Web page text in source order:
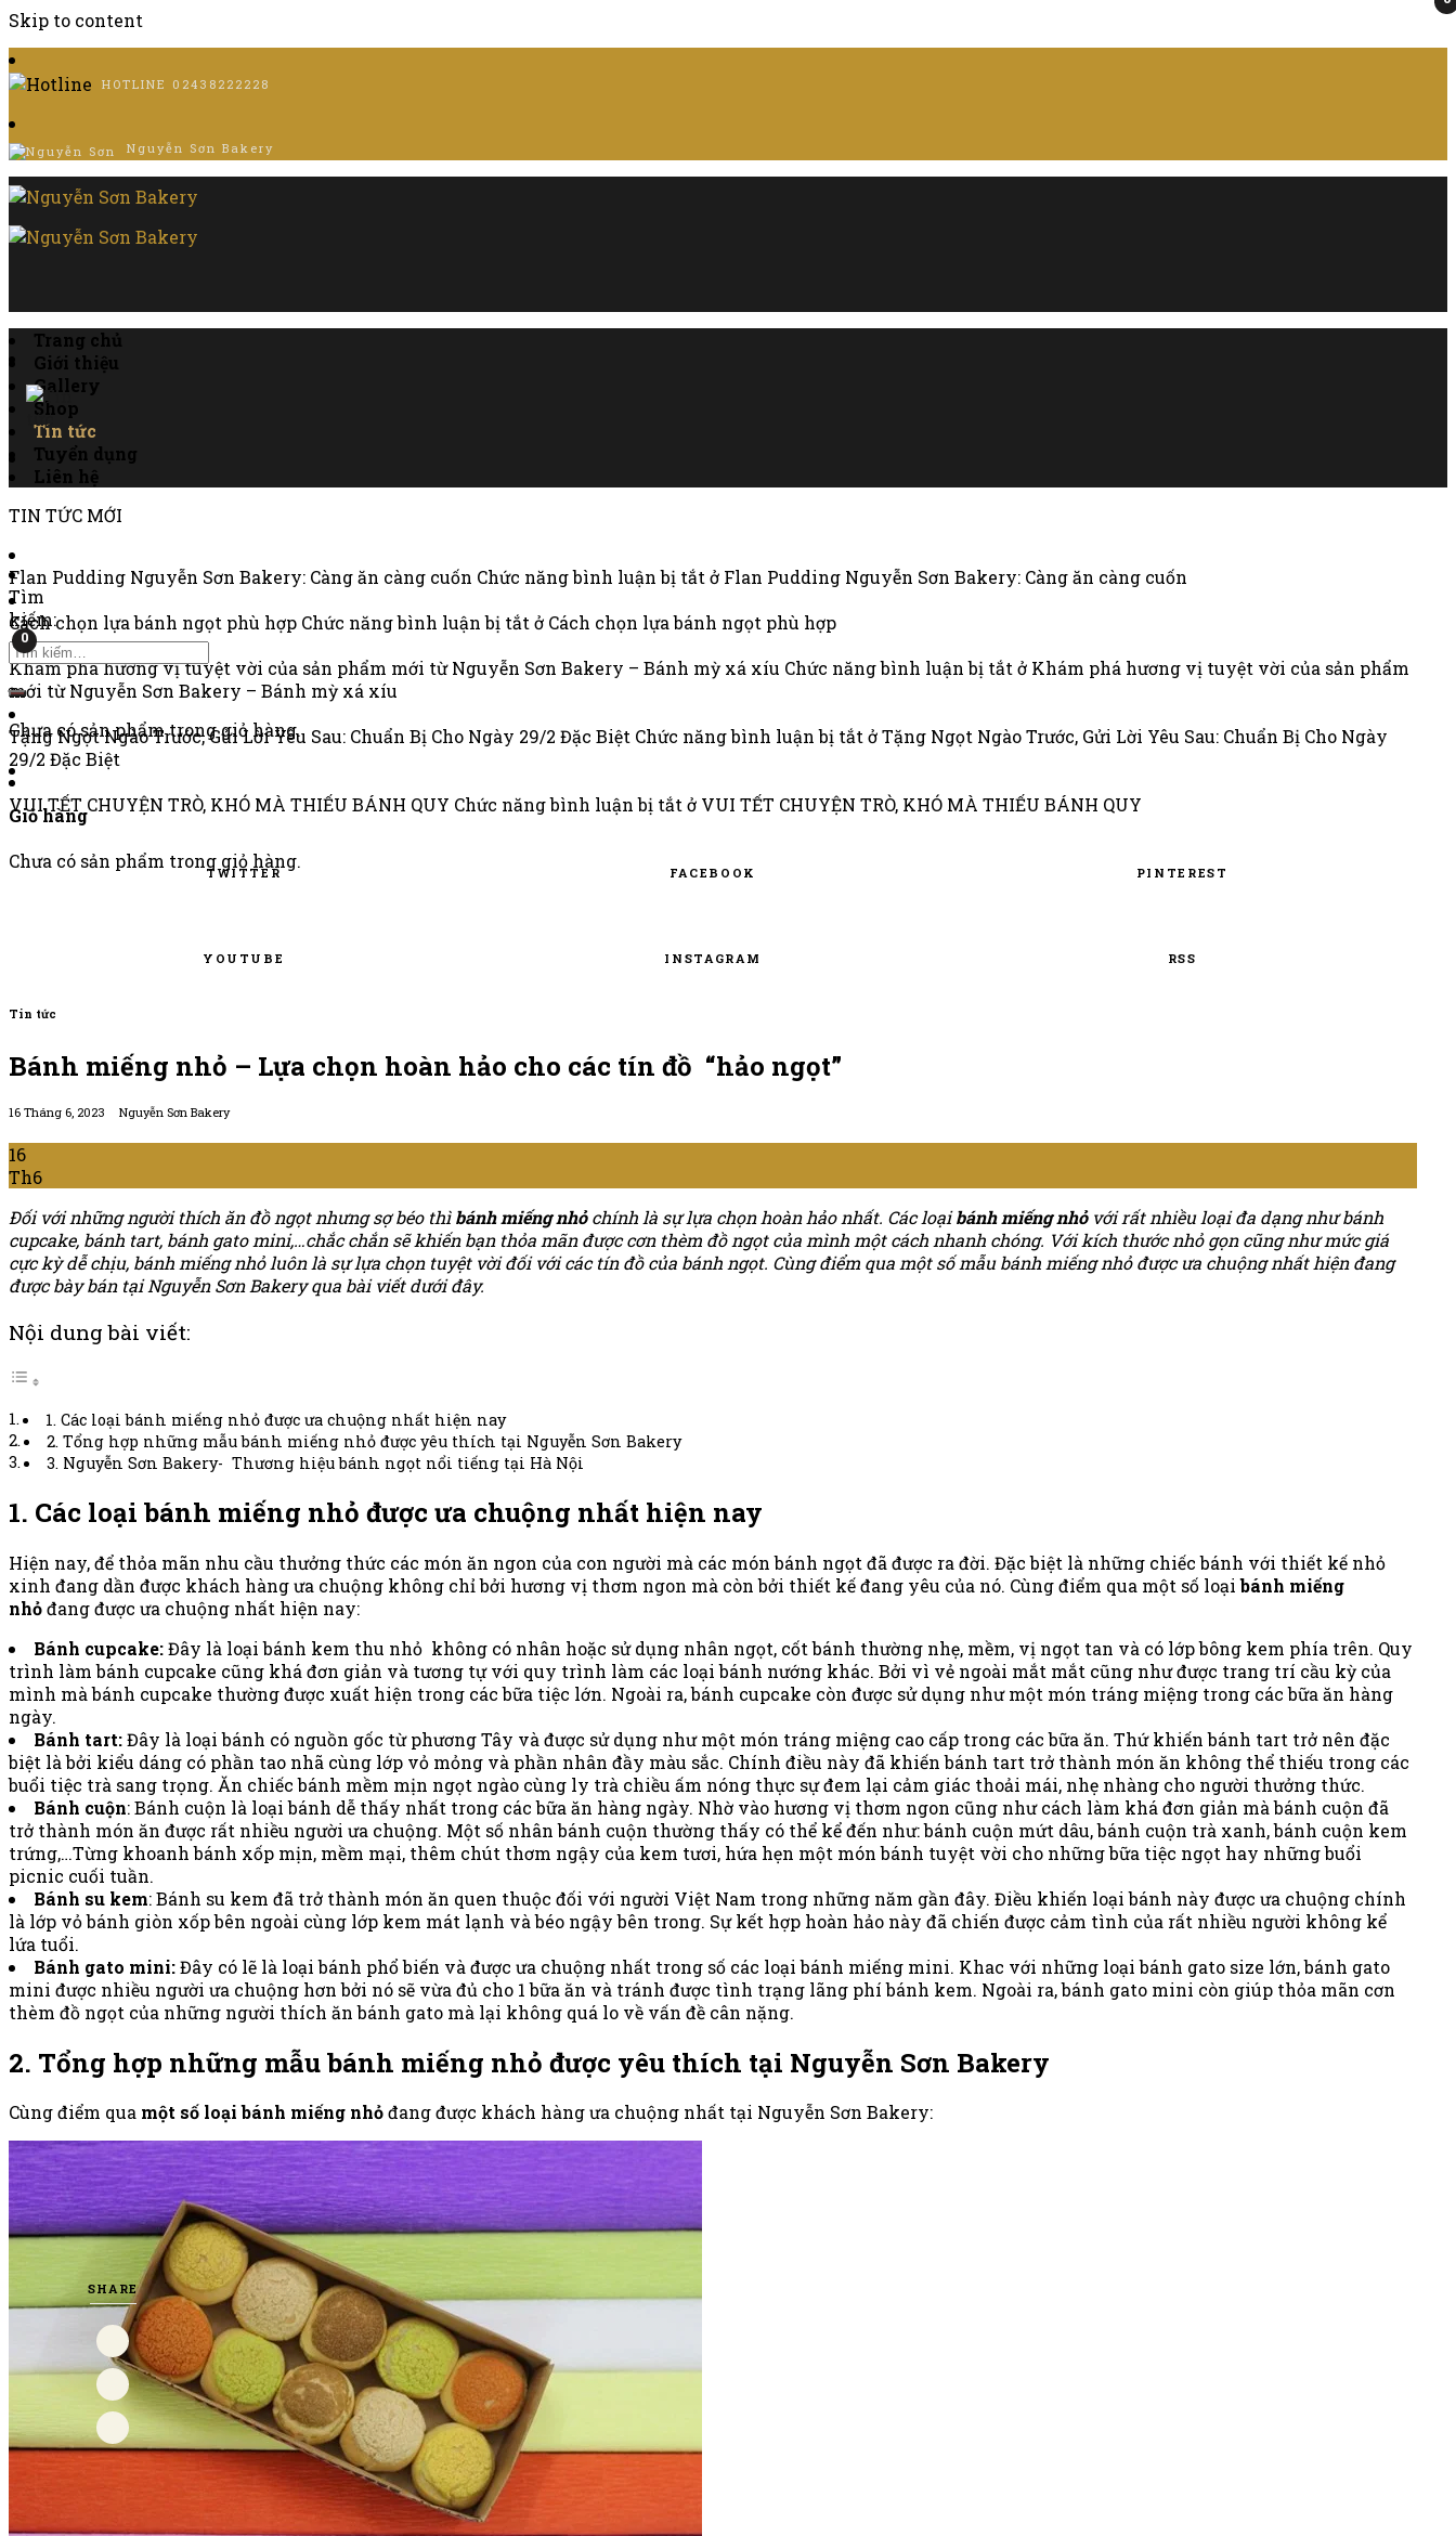
Skip to content
HOTLINE 02438222228
Nguyễn Sơn Bakery
Tìm
kiếm:
0
Chưa có sản phẩm trong giỏ hàng.
Giỏ hàng
Chưa có sản phẩm trong giỏ hàng.
Trang chủ
Giới thiệu
Gallery
Shop
Tin tức
Tuyển dụng
Liên hệ
SHARE
TIN TỨC MỚI
Flan Pudding Nguyễn Sơn Bakery: Càng ăn càng cuốn Chức năng bình luận bị tắt ở Flan Pudding Nguyễn Sơn Bakery: Càng ăn càng cuốn
Cách chọn lựa bánh ngọt phù hợp Chức năng bình luận bị tắt ở Cách chọn lựa bánh ngọt phù hợp
Khám phá hương vị tuyệt vời của sản phẩm mới từ Nguyễn Sơn Bakery – Bánh mỳ xá xíu Chức năng bình luận bị tắt ở Khám phá hương vị tuyệt vời của sản phẩm
mới từ Nguyễn Sơn Bakery – Bánh mỳ xá xíu
Tặng Ngọt Ngào Trước, Gửi Lời Yêu Sau: Chuẩn Bị Cho Ngày 29/2 Đặc Biệt Chức năng bình luận bị tắt ở Tặng Ngọt Ngào Trước, Gửi Lời Yêu Sau: Chuẩn Bị Cho Ngày
29/2 Đặc Biệt
VUI TẾT CHUYỆN TRÒ, KHÓ MÀ THIẾU BÁNH QUY Chức năng bình luận bị tắt ở VUI TẾT CHUYỆN TRÒ, KHÓ MÀ THIẾU BÁNH QUY
TWITTER FACEBOOK PINTEREST
YOUTUBE INSTAGRAM RSS
Tin tức
Bánh miếng nhỏ – Lựa chọn hoàn hảo cho các tín đồ “hảo ngọt”
16 Tháng 6, 2023 Nguyễn Sơn Bakery
16
Th6
Đối với những người thích ăn đồ ngọt nhưng sợ béo thìbánh miếng nhỏ chính là sự lựa chọn hoàn hảo nhất. Các loạibánh miếng nhỏ với rất nhiều loại đa dạng như bánh
cupcake, bánh tart, bánh gato mini,…chắc chắn sẽ khiến bạn thỏa mãn được cơn thèm đồ ngọt của mình một cách nhanh chóng. Với kích thước nhỏ gọn cũng như mức giá
cực kỳ dễ chịu, bánh miếng nhỏ luôn là sự lựa chọn tuyệt vời đối với các tín đồ của bánh ngọt. Cùng điểm qua một số mẫu bánh miếng nhỏ được ưa chuộng nhất hiện đang
được bày bán tại Nguyễn Sơn Bakery qua bài viết dưới đây.
Nội dung bài viết:
1. Các loại bánh miếng nhỏ được ưa chuộng nhất hiện nay
2. Tổng hợp những mẫu bánh miếng nhỏ được yêu thích tại Nguyễn Sơn Bakery
3. Nguyễn Sơn Bakery- Thương hiệu bánh ngọt nổi tiếng tại Hà Nội
1. Các loại bánh miếng nhỏ được ưa chuộng nhất hiện nay
Hiện nay, để thỏa mãn nhu cầu thưởng thức các món ăn ngon của con người mà các món bánh ngọt đã được ra đời. Đặc biệt là những chiếc bánh với thiết kế nhỏ
xinh đang dần được khách hàng ưa chuộng không chỉ bởi hương vị thơm ngon mà còn bởi thiết kế đang yêu của nó. Cùng điểm qua một số loạibánh miếng
nhỏđang được ưa chuộng nhất hiện nay:
Bánh cupcake:Đây là loại bánh kem thu nhỏ không có nhân hoặc sử dụng nhân ngọt, cốt bánh thường nhẹ, mềm, vị ngọt tan và có lớp bông kem phía trên. Quy
trình làm bánh cupcake cũng khá đơn giản và tương tự với quy trình làm các loại bánh nướng khác. Bởi vì vẻ ngoài mắt mắt cũng như được trang trí cầu kỳ của
mình mà bánh cupcake thường được xuất hiện trong các bữa tiệc lớn. Ngoài ra, bánh cupcake còn được sử dụng như một món tráng miệng trong các bữa ăn hàng
ngày.
Bánh tart:Đây là loại bánh có nguồn gốc từ phương Tây và được sử dụng như một món tráng miệng cao cấp trong các bữa ăn. Thứ khiến bánh tart trở nên đặc
biệt là bởi kiểu dáng có phần tao nhã cùng lớp vỏ mỏng và phần nhân đầy màu sắc. Chính điều này đã khiến bánh tart trở thành món ăn không thể thiếu trong các
buổi tiệc trà sang trọng. Ăn chiếc bánh mềm mịn ngọt ngào cùng ly trà chiều ấm nóng thực sự đem lại cảm giác thoải mái, nhẹ nhàng cho người thưởng thức.
Bánh cuộn: Bánh cuộn là loại bánh dễ thấy nhất trong các bữa ăn hàng ngày. Nhờ vào hương vị thơm ngon cũng như cách làm khá đơn giản mà bánh cuộn đã
trở thành món ăn được rất nhiều người ưa chuộng. Một số nhân bánh cuộn thường thấy có thể kể đến như: bánh cuộn mứt dâu, bánh cuộn trà xanh, bánh cuộn kem
trứng,…Từng khoanh bánh xốp mịn, mềm mại, thêm chút thơm ngậy của kem tươi, hứa hẹn một món bánh tuyệt vời cho những bữa tiệc ngọt hay những buổi
picnic cuối tuần.
Bánh su kem: Bánh su kem đã trở thành món ăn quen thuộc đối với người Việt Nam trong những năm gần đây. Điều khiến loại bánh này được ưa chuộng chính
là lớp vỏ bánh giòn xốp bên ngoài cùng lớp kem mát lạnh và béo ngậy bên trong. Sự kết hợp hoàn hảo này đã chiến được cảm tình của rất nhiều người không kể
lứa tuổi.
Bánh gato mini:Đây có lẽ là loại bánh phổ biến và được ưa chuộng nhất trong số các loại bánh miếng mini. Khac với những loại bánh gato size lớn, bánh gato
mini được nhiều người ưa chuộng hơn bởi nó sẽ vừa đủ cho 1 bữa ăn và tránh được tình trạng lãng phí bánh kem. Ngoài ra, bánh gato mini còn giúp thỏa mãn cơn
thèm đồ ngọt của những người thích ăn bánh gato mà lại không quá lo về vấn đề cân nặng.
2. Tổng hợp những mẫu bánh miếng nhỏ được yêu thích tại Nguyễn Sơn Bakery
Cùng điểm qua một số loại bánh miếng nhỏđang được khách hàng ưa chuộng nhất tại Nguyễn Sơn Bakery: